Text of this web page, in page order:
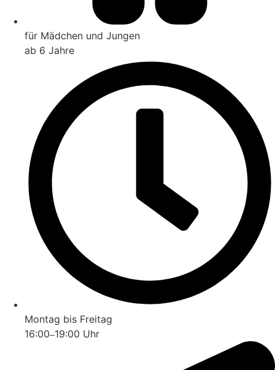
für Mädchen und Jungen
ab 6 Jahre
Montag bis Freitag
16:00–19:00 Uhr